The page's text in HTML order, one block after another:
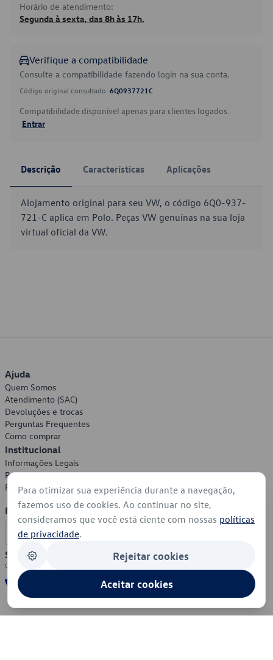
Horário de atendimento:
Segunda à sexta, das 8h às 17h.
Verifique a compatibilidade
Consulte a compatibilidade fazendo login na sua conta.
Código original consultado: 6Q0937721C
Compatibilidade disponível apenas para clientes logados.
Entrar
Descrição Características Aplicações
Alojamento original para seu VW, o código 6Q0-937-
721-C aplica em Polo. Peças VW genuínas na sua loja
virtual oficial da VW.
Ajuda
Quem Somos
Atendimento (SAC)
Devoluções e trocas
Perguntas Frequentes
Como comprar
Institucional
Informações Legais
Política de Privacidade
Política de Cookies
Formas de Pagamento
Segurança
Para otimizar sua experiência durante a navegação,
fazemos uso de cookies. Ao continuar no site,
consideramos que você está ciente com nossas políticas
de privacidade.
Rejeitar cookies
Aceitar cookies